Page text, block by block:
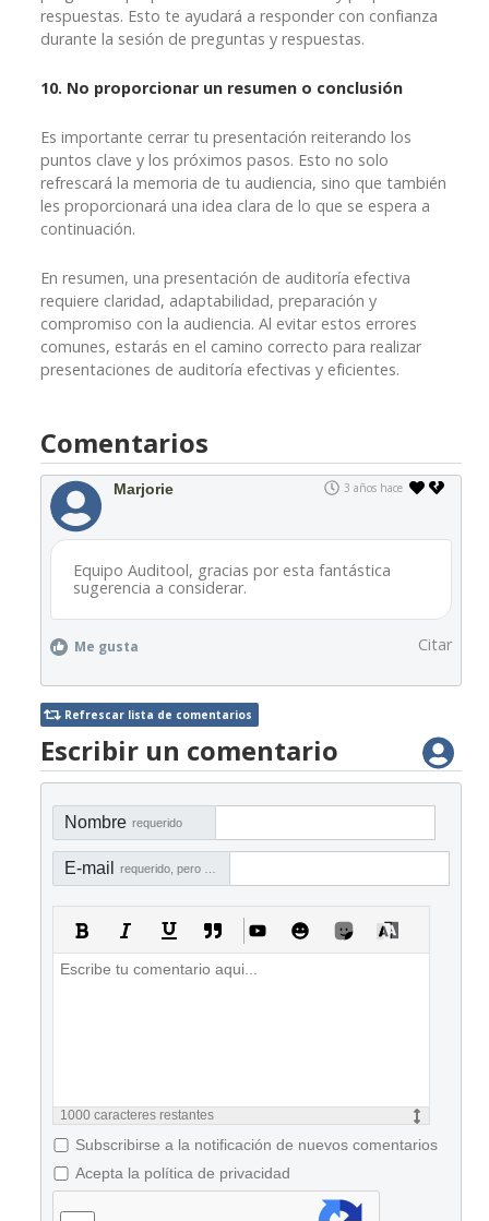
respuestas. Esto te ayudará a responder con confianza
durante la sesión de preguntas y respuestas.
10. No proporcionar un resumen o conclusión
Es importante cerrar tu presentación reiterando los
puntos clave y los próximos pasos. Esto no solo
refrescará la memoria de tu audiencia, sino que también
les proporcionará una idea clara de lo que se espera a
continuación.
En resumen, una presentación de auditoría efectiva
requiere claridad, adaptabilidad, preparación y
compromiso con la audiencia. Al evitar estos errores
comunes, estarás en el camino correcto para realizar
presentaciones de auditoría efectivas y eficientes.
Comentarios
Marjorie 3 años hace
Equipo Auditool, gracias por esta fantástica
sugerencia a considerar.
Me gusta Citar
Refrescar lista de comentarios
Escribir un comentario
Nombre requerido
E-mail
1000 caracteres restantes
Subscribirse a la notificación de nuevos comentarios
Acepta la política de privacidad